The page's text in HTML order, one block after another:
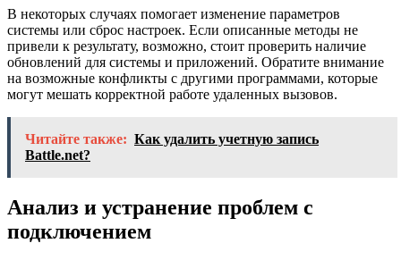
В некоторых случаях помогает изменение параметров
системы или сброс настроек. Если описанные методы не
привели к результату, возможно, стоит проверить наличие
обновлений для системы и приложений. Обратите внимание
на возможные конфликты с другими программами, которые
могут мешать корректной работе удаленных вызовов.
Читайте также: Как удалить учетную запись
Battle.net?
Анализ и устранение проблем с
подключением